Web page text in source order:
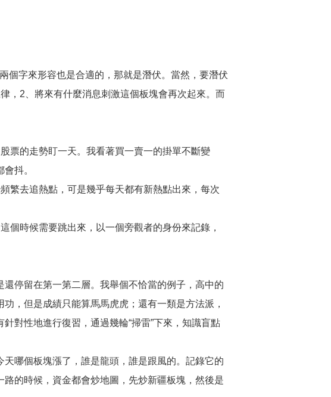
個字來形容也是合適的，那就是潛伏。當然，要潛伏
，2、將來有什麼消息刺激這個板塊會再次起來。而
票的走勢盯一天。我看著買一賣一的掛單不斷變
抖。
繁去追熱點，可是幾乎每天都有新熱點出來，每次
個時候需要跳出來，以一個旁觀者的身份來記錄，
停留在第一第二層。我舉個不恰當的例子，高中的
，但是成績只能算馬馬虎虎；還有一類是方法派，
對性地進行復習，通過幾輪“掃雷”下來，知識盲點
哪個板塊漲了，誰是龍頭，誰是跟風的。記錄它的
的時候，資金都會炒地圖，先炒新疆板塊，然後是